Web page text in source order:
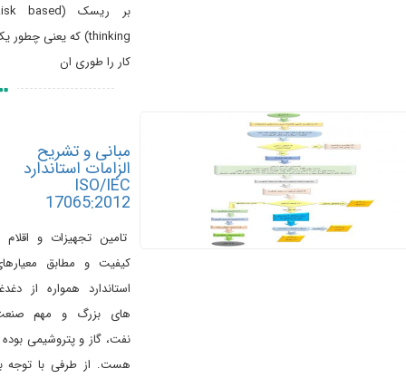
بر ریسک (Risk based
thinking) که یعنی چطور یک
کار را طوری ان
مبانی و تشریح
الزامات استاندارد
ISO/IEC
17065:2012
تامین تجهیزات و اقلام با
کیفیت و مطابق معیارهای
استاندارد همواره از دغدغه
های بزرگ و مهم صنعت
نفت، گاز و پتروشیمی بوده و
هست. از طرفی با توجه به